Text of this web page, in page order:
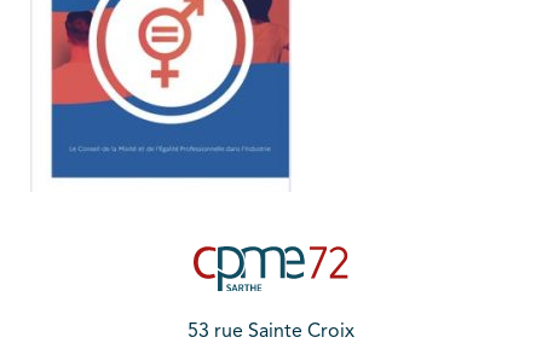
53 rue Sainte Croix